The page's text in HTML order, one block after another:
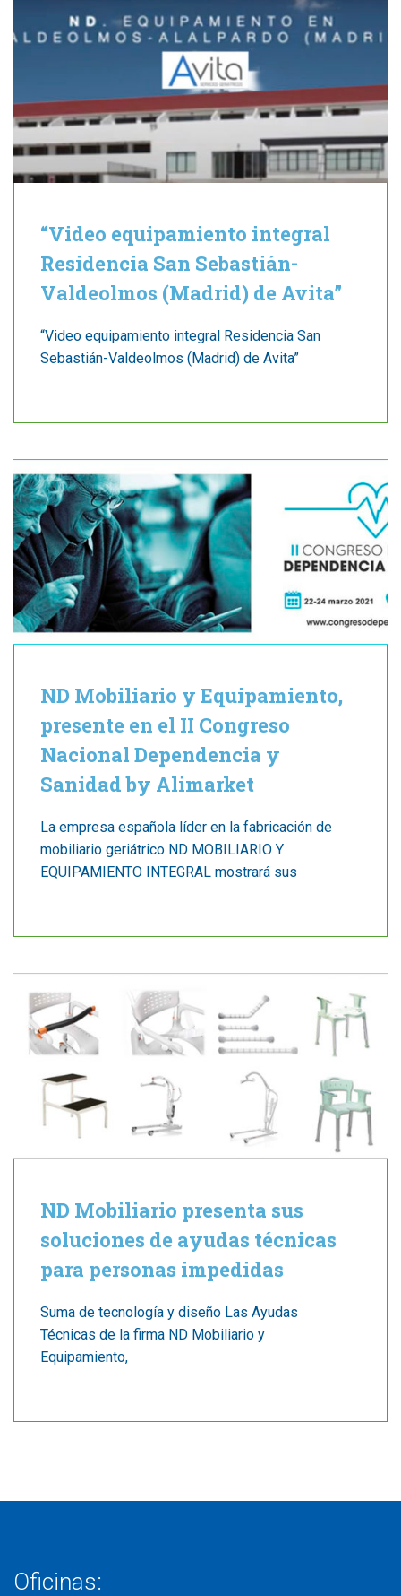
“Video equipamiento integral
Residencia San Sebastián-
Valdeolmos (Madrid) de Avita”
“Video equipamiento integral Residencia San
Sebastián-Valdeolmos (Madrid) de Avita”
ND Mobiliario y Equipamiento,
presente en el II Congreso
Nacional Dependencia y
Sanidad by Alimarket
La empresa española líder en la fabricación de
mobiliario geriátrico ND MOBILIARIO Y
EQUIPAMIENTO INTEGRAL mostrará sus
ND Mobiliario presenta sus
soluciones de ayudas técnicas
para personas impedidas
Suma de tecnología y diseño Las Ayudas
Técnicas de la firma ND Mobiliario y
Equipamiento,
Oficinas: